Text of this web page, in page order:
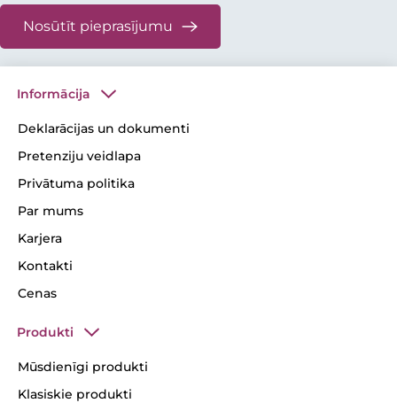
Nosūtīt pieprasījumu
Informācija
Deklarācijas un dokumenti
Pretenziju veidlapa
Privātuma politika
Par mums
Karjera
Kontakti
Cenas
Produkti
Mūsdienīgi produkti
Klasiskie produkti